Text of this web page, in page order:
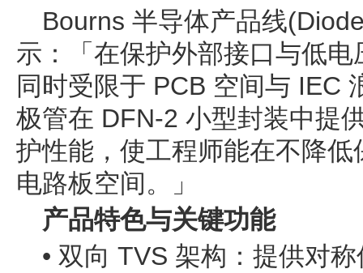
Bourns 半导体产品线
示：「在保护外部接口与低
同时受限于 PCB 空间与 IEC
极管在 DFN-2 小型封装中提
护性能，使工程师能在不降
电路板空间。」
产品特色与关键功能
• 双向 TVS 架构：提供对